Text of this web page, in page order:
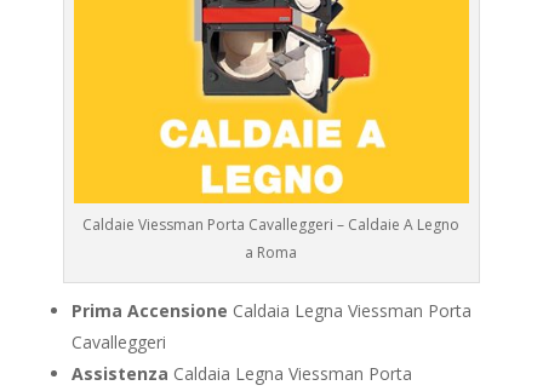
Caldaie Viessman Porta Cavalleggeri – Caldaie A Legno
a Roma
Prima Accensione Caldaia Legna Viessman Porta
Cavalleggeri
Assistenza Caldaia Legna Viessman Porta